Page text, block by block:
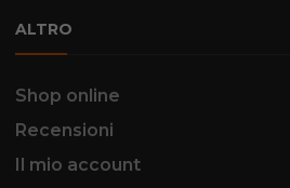
ALTRO
Shop online
Recensioni
Il mio account